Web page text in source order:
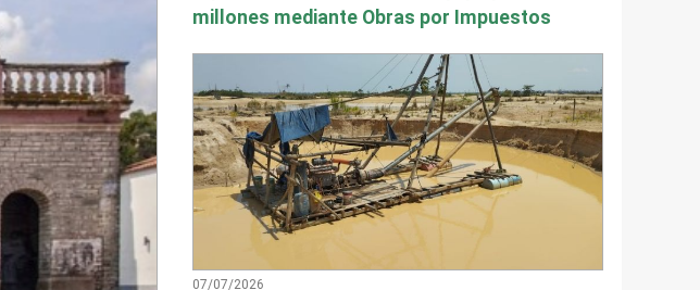
millones mediante Obras por Impuestos
07/07/2026